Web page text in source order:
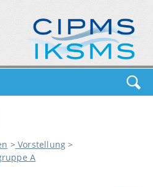
> Vorstellung >
A